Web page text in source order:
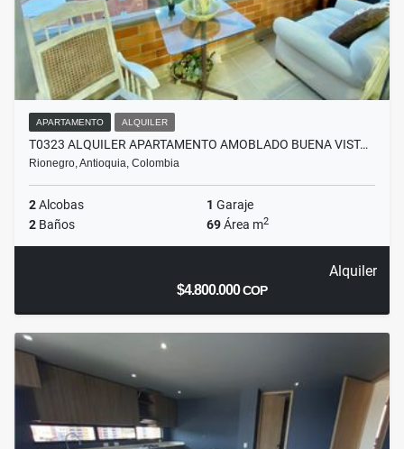
APARTAMENTO ALQUILER
T0323 ALQUILER APARTAMENTO AMOBLADO BUENA VIST…
Rionegro, Antioquia, Colombia
2Alcobas 1 Garaje
2 Baños 69Área m2
Alquiler
$4.800.000COP